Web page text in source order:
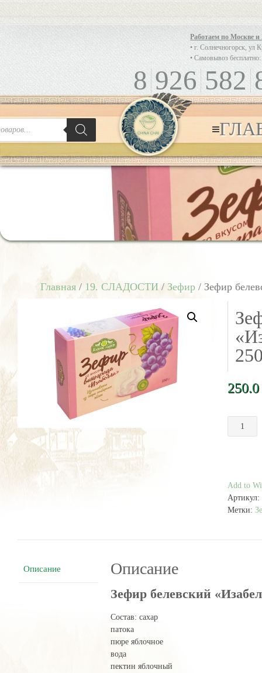
Работаем по Москве
• г. Солнечногорск, ул
• Самовывоз
8 926 582
Главная / 19. СЛАДОСТИ / Зефир / Зефир
250.0
товара
виноград
250
гр
Add to
Артикул:
Метки:
Описание Описание
Зефир белевский
Состав: сахар
патока
пюре яблочное
вода
пектин яблочный